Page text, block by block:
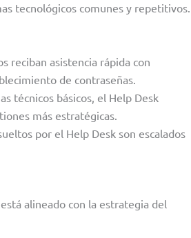
tecnológicos comunes y repetitivos.
reciban asistencia rápida con
de contraseñas.
técnicos básicos, el Help Desk
más estratégicas.
por el Help Desk son escalados
alineado con la estrategia del